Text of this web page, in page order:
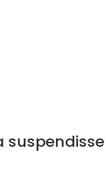
suspendisse